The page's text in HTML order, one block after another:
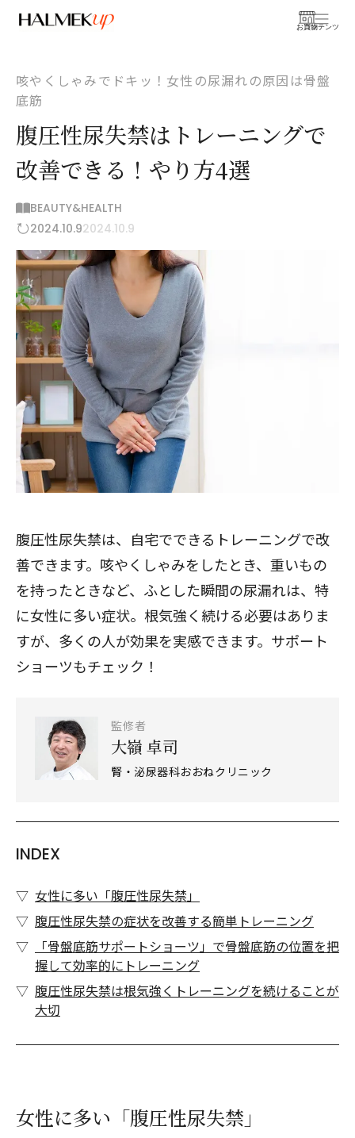
お買物
コンテンツ
咳やくしゃみでドキッ！女性の尿漏れの原因は骨盤
底筋
腹圧性尿失禁はトレーニングで
改善できる！やり方4選
BEAUTY&HEALTH
2024.10.92024.10.9
腹圧性尿失禁は、自宅でできるトレーニングで改
善できます。咳やくしゃみをしたとき、重いもの
を持ったときなど、ふとした瞬間の尿漏れは、特
に女性に多い症状。根気強く続ける必要はありま
すが、多くの人が効果を実感できます。サポート
ショーツもチェック！
監修者
大嶺 卓司
腎・泌尿器科おおねクリニック
INDEX
女性に多い「腹圧性尿失禁」
腹圧性尿失禁の症状を改善する簡単トレーニング
「骨盤底筋サポートショーツ」で骨盤底筋の位置を把
握して効率的にトレーニング
腹圧性尿失禁は根気強くトレーニングを続けることが
大切
女性に多い「腹圧性尿失禁」